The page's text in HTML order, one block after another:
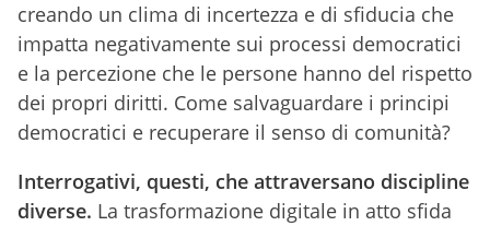
creando un clima di incertezza e di sfiducia che
impatta negativamente sui processi democratici
e la percezione che le persone hanno del rispetto
dei propri diritti. Come salvaguardare i principi
democratici e recuperare il senso di comunità?
Interrogativi, questi, che attraversano discipline
diverse. La trasformazione digitale in atto sfida